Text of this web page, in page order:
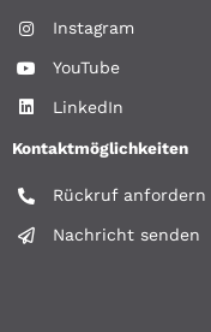
Instagram
YouTube
LinkedIn
Kontaktmöglichkeiten
Rückruf anfordern
Nachricht senden